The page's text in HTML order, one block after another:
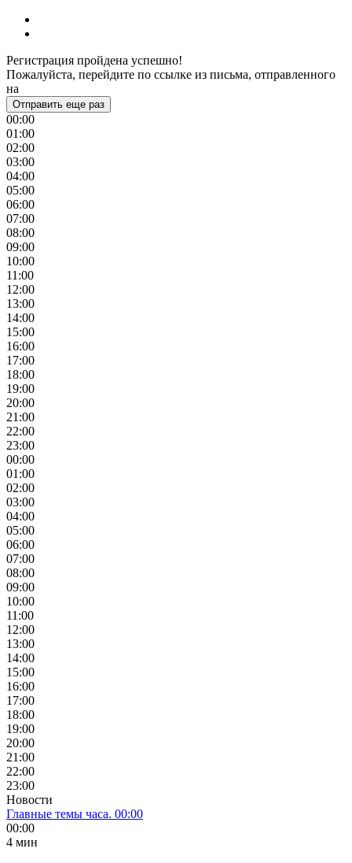
Регистрация пройдена успешно!
Пожалуйста, перейдите по ссылке из письма, отправленного
на
Отправить еще раз
00:00
01:00
02:00
03:00
04:00
05:00
06:00
07:00
08:00
09:00
10:00
11:00
12:00
13:00
14:00
15:00
16:00
17:00
18:00
19:00
20:00
21:00
22:00
23:00
00:00
01:00
02:00
03:00
04:00
05:00
06:00
07:00
08:00
09:00
10:00
11:00
12:00
13:00
14:00
15:00
16:00
17:00
18:00
19:00
20:00
21:00
22:00
23:00
Новости
Главные темы часа. 00:00
00:00
4 мин